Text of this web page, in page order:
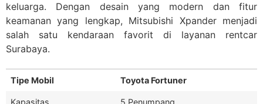
keluarga. Dengan desain yang modern dan fitur
keamanan yang lengkap, Mitsubishi Xpander menjadi
salah satu kendaraan favorit di layanan rentcar
Surabaya.
Tipe Mobil Toyota Fortuner